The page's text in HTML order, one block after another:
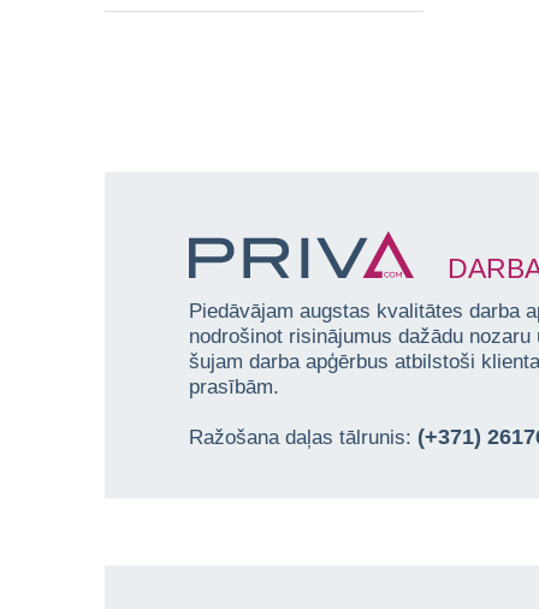
Piedāvājam augstas kvalitātes darba
nodrošinot risinājumus dažādu
šujam darba apģērbus atbilstoši
prasībām.
Ražošana daļas tālrunis: (+371)